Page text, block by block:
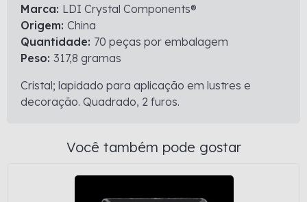
Marca: LDI Crystal Components®
Origem: China
Quantidade: 70 peças por embalagem
Peso: 317,8 gramas
Cristal; lapidado para aplicação em lustres e
decoração. Quadrado, 2 furos.
Você também pode gostar